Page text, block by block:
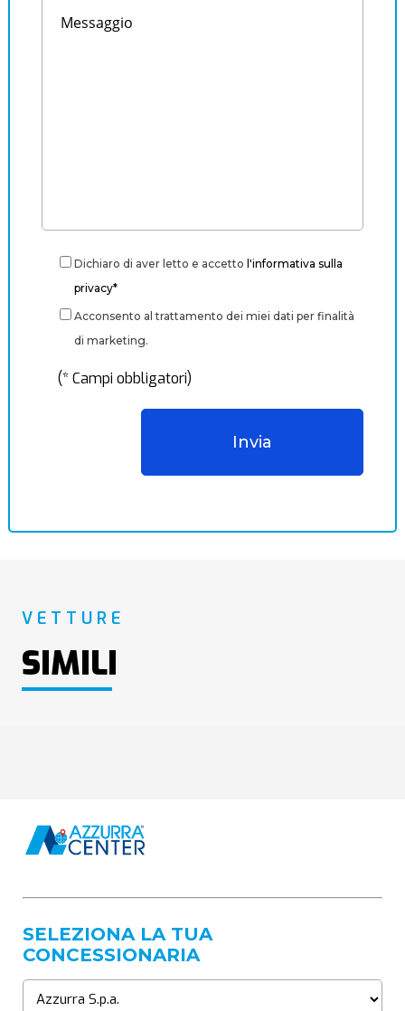
Dichiaro di aver letto e accetto l'informativa sulla
privacy*
Acconsento al trattamento dei miei dati per finalità
di marketing.
(* Campi obbligatori)
VETTURE
SIMILI
SELEZIONA LA TUA
CONCESSIONARIA